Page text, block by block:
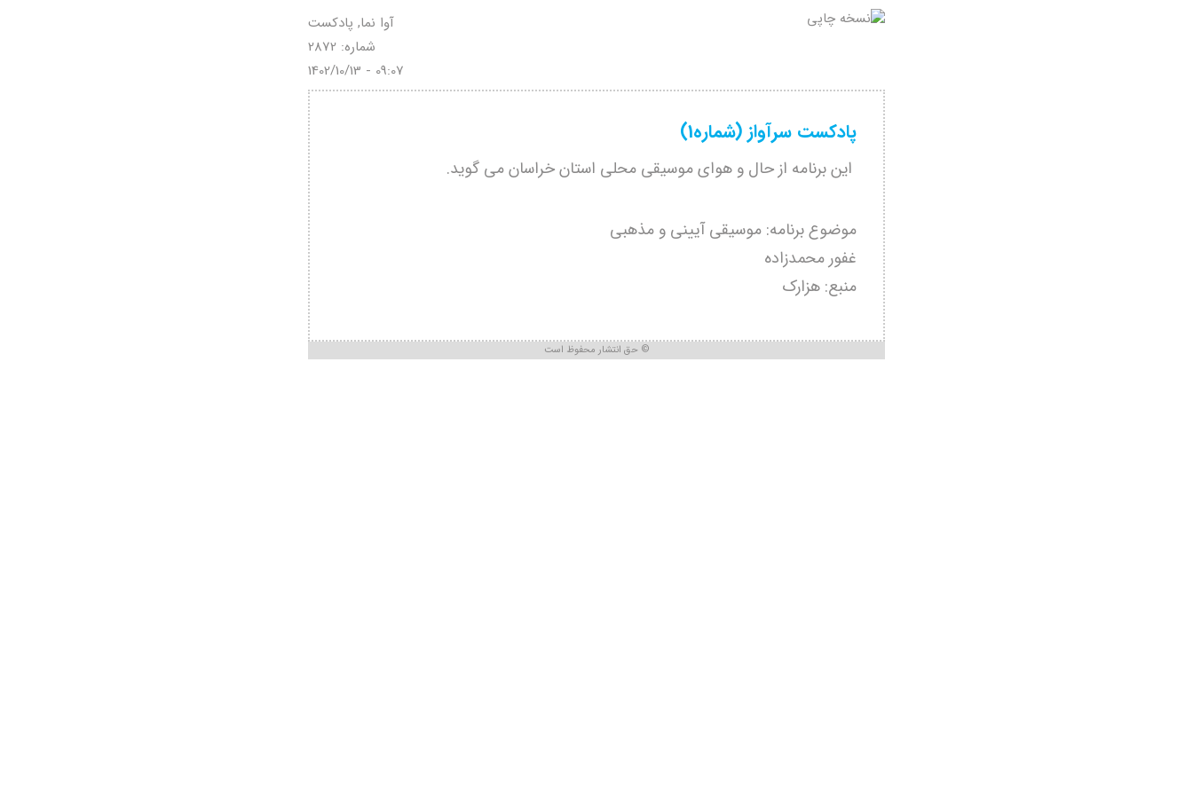
آوا نما, پادکست
شماره: 2872
1402/10/13 - 09:07
پادکست سرآواز (شماره1)
این برنامه از حال و هوای موسیقی محلی استان خراسان می گوید.
موضوع برنامه: موسیقی آیینی و مذهبی
غفور محمدزاده
منبع: هزارک
حق انتشار محفوظ است ©